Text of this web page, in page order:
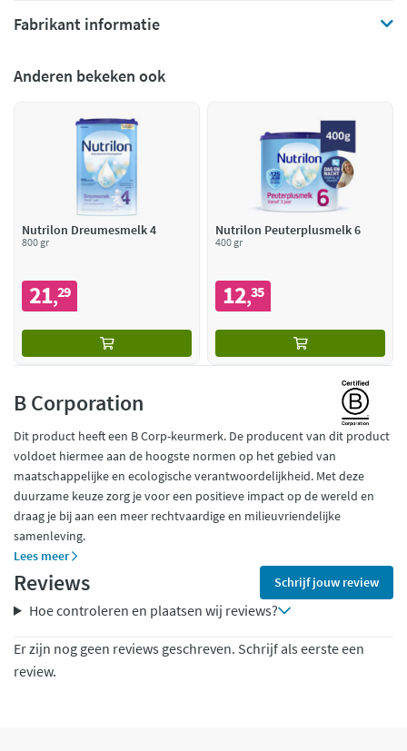
Fabrikant informatie
Anderen bekeken ook
Nutrilon Dreumesmelk 4
800 gr
21,29
Nutrilon Peuterplusmelk 6
400 gr
12,35
B Corporation
Dit product heeft een B Corp-keurmerk. De producent van dit product
voldoet hiermee aan de hoogste normen op het gebied van
maatschappelijke en ecologische verantwoordelijkheid. Met deze
duurzame keuze zorg je voor een positieve impact op de wereld en
draag je bij aan een meer rechtvaardige en milieuvriendelijke
samenleving.
Lees meer
Reviews Schrijf jouw review
Hoe controleren en plaatsen wij reviews?
Er zijn nog geen reviews geschreven. Schrijf als eerste een
review.